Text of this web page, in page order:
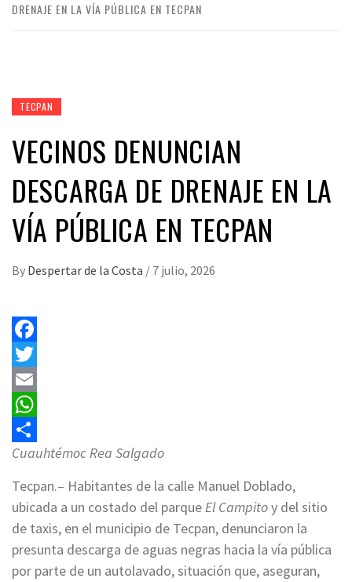
DRENAJE EN LA VÍA PÚBLICA EN TECPAN
TECPAN
VECINOS DENUNCIAN
DESCARGA DE DRENAJE EN LA
VÍA PÚBLICA EN TECPAN
By Despertar de la Costa / 7 julio, 2026
Facebook
Twitter
Email
WhatsApp
Compartir
Cuauhtémoc Rea Salgado
Tecpan.– Habitantes de la calle Manuel Doblado,
ubicada a un costado del parqueEl Campitoy del sitio
de taxis, en el municipio de Tecpan, denunciaron la
presunta descarga de aguas negras hacia la vía pública
por parte de un autolavado, situación que, aseguran,